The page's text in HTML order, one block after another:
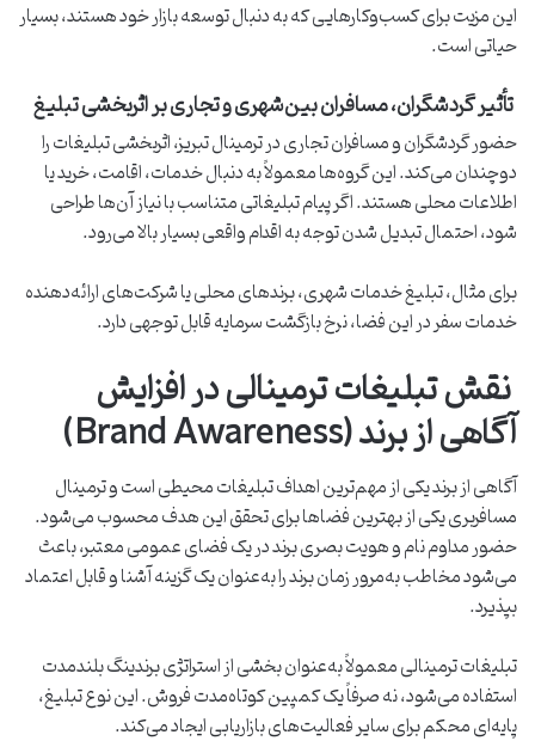
این مزیت برای کسب‌وکارهایی که به دنبال توسعه بازار خود هستند، بسیار
حیاتی است.
تأثیر گردشگران، مسافران بین‌شهری و تجاری بر اثربخشی تبلیغ
حضور گردشگران و مسافران تجاری در ترمینال تبریز، اثربخشی تبلیغات را
دوچندان می‌کند. این گروه‌ها معمولاً به دنبال خدمات، اقامت، خرید یا
اطلاعات محلی هستند. اگر پیام تبلیغاتی متناسب با نیاز آن‌ها طراحی
شود، احتمال تبدیل شدن توجه به اقدام واقعی بسیار بالا می‌رود.
برای مثال، تبلیغ خدمات شهری، برندهای محلی یا شرکت‌های ارائه‌دهنده
خدمات سفر در این فضا، نرخ بازگشت سرمایه قابل توجهی دارد.
نقش تبلیغات ترمینالی در افزایش
آگاهی از برند (Brand Awareness)
آگاهی از برند یکی از مهم‌ترین اهداف تبلیغات محیطی است و ترمینال
مسافربری یکی از بهترین فضاها برای تحقق این هدف محسوب می‌شود.
حضور مداوم نام و هویت بصری برند در یک فضای عمومی معتبر، باعث
می‌شود مخاطب به‌مرور زمان برند را به‌عنوان یک گزینه آشنا و قابل اعتماد
بپذیرد.
تبلیغات ترمینالی معمولاً به‌عنوان بخشی از استراتژی برندینگ بلندمدت
استفاده می‌شود، نه صرفاً یک کمپین کوتاه‌مدت فروش. این نوع تبلیغ،
پایه‌ای محکم برای سایر فعالیت‌های بازاریابی ایجاد می‌کند.